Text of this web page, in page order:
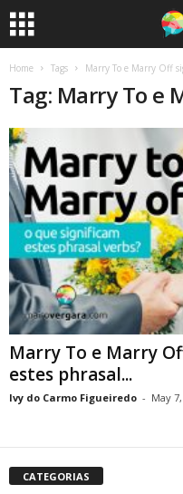
Home Tags Marry To e Marry Off
Tag: Marry To e
Marry To e Marry
estes phrasal...
Ivy do Carmo Figueiredo - May
CATEGORIAS